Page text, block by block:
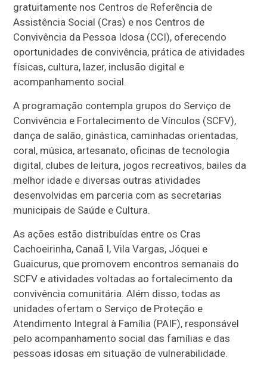
gratuitamente nos Centros de Referência de
Assistência Social (Cras) e nos Centros de
Convivência da Pessoa Idosa (CCI), oferecendo
oportunidades de convivência, prática de atividades
físicas, cultura, lazer, inclusão digital e
acompanhamento social.
A programação contempla grupos do Serviço de
Convivência e Fortalecimento de Vínculos (SCFV),
dança de salão, ginástica, caminhadas orientadas,
coral, música, artesanato, oficinas de tecnologia
digital, clubes de leitura, jogos recreativos, bailes da
melhor idade e diversas outras atividades
desenvolvidas em parceria com as secretarias
municipais de Saúde e Cultura.
As ações estão distribuídas entre os Cras
Cachoeirinha, Canaã I, Vila Vargas, Jóquei e
Guaicurus, que promovem encontros semanais do
SCFV e atividades voltadas ao fortalecimento da
convivência comunitária. Além disso, todas as
unidades ofertam o Serviço de Proteção e
Atendimento Integral à Família (PAIF), responsável
pelo acompanhamento social das famílias e das
pessoas idosas em situação de vulnerabilidade.